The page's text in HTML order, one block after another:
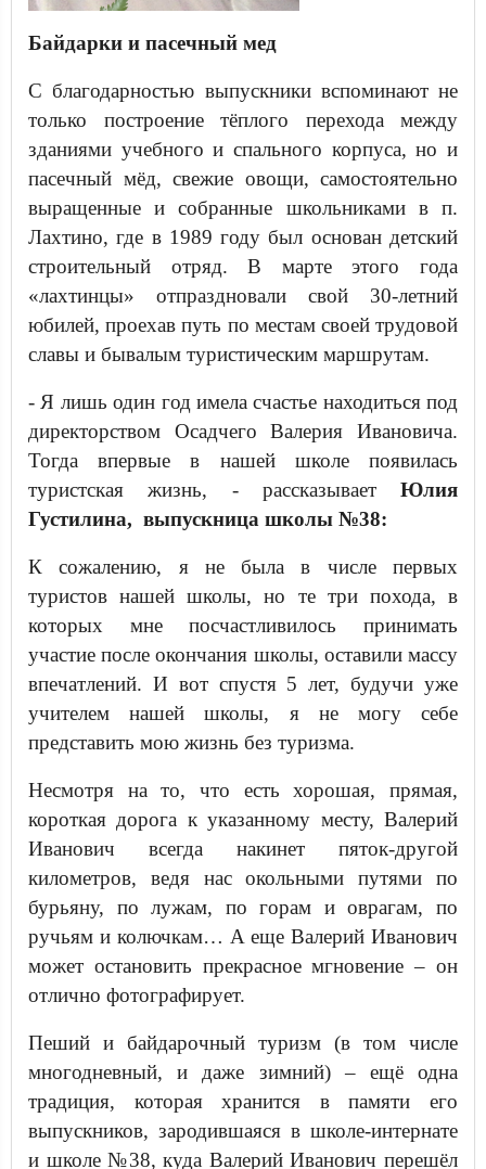
Байдарки и пасечный мед
С благодарностью выпускники вспоминают не
только построение тёплого перехода между
зданиями учебного и спального корпуса, но и
пасечный мёд, свежие овощи, самостоятельно
выращенные и собранные школьниками в п.
Лахтино, где в 1989 году был основан детский
строительный отряд. В марте этого года
«лахтинцы» отпраздновали свой 30-летний
юбилей, проехав путь по местам своей трудовой
славы и бывалым туристическим маршрутам.
- Я лишь один год имела счастье находиться под
директорством Осадчего Валерия Ивановича.
Тогда впервые в нашей школе появилась
туристская жизнь, - рассказывает Юлия
Густилина, выпускница школы №38:
К сожалению, я не была в числе первых
туристов нашей школы, но те три похода, в
которых мне посчастливилось принимать
участие после окончания школы, оставили массу
впечатлений. И вот спустя 5 лет, будучи уже
учителем нашей школы, я не могу себе
представить мою жизнь без туризма.
Несмотря на то, что есть хорошая, прямая,
короткая дорога к указанному месту, Валерий
Иванович всегда накинет пяток-другой
километров, ведя нас окольными путями по
бурьяну, по лужам, по горам и оврагам, по
ручьям и колючкам… А еще Валерий Иванович
может остановить прекрасное мгновение – он
отлично фотографирует.
Пеший и байдарочный туризм (в том числе
многодневный, и даже зимний) – ещё одна
традиция, которая хранится в памяти его
выпускников, зародившаяся в школе-интернате
и школе №38, куда Валерий Иванович перешёл